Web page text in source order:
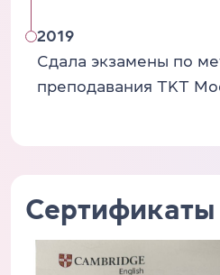
2019
Сдала экзамены по
преподавания TKT
Сертификаты